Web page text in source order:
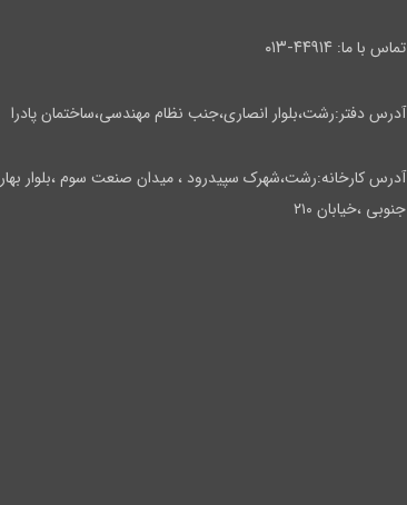
تماس با ما: ۴۴۹۱۴-۰۱۳
آدرس دفتر:رشت،بلوار انصاری،جنب نظام مهندسی،ساختمان پادرا
آدرس کارخانه:رشت،شهرک سپیدرود ، میدان صنعت سوم ،بلوار بهار
جنوبی ،خیابان ۲۱۰